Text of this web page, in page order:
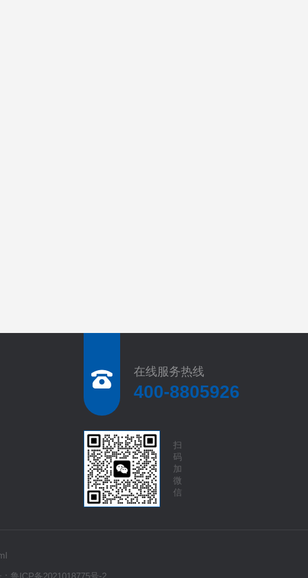
在线服务热线
400-8805926
扫
码
加
微
信
鲁ICP备2021018775号-2